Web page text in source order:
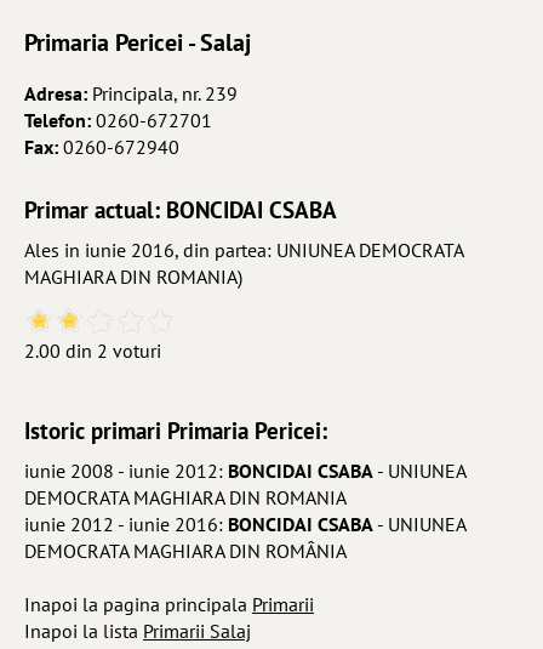
Primaria Pericei - Salaj
Adresa: Principala, nr. 239
Telefon: 0260-672701
Fax: 0260-672940
Primar actual: BONCIDAI CSABA
Ales in iunie 2016, din partea: UNIUNEA DEMOCRATA
MAGHIARA DIN ROMANIA)
2.00 din 2 voturi
Istoric primari Primaria Pericei:
iunie 2008 - iunie 2012: BONCIDAI CSABA - UNIUNEA
DEMOCRATA MAGHIARA DIN ROMANIA
iunie 2012 - iunie 2016: BONCIDAI CSABA - UNIUNEA
DEMOCRATA MAGHIARA DIN ROMÂNIA
Inapoi la pagina principala Primarii
Inapoi la lista Primarii Salaj